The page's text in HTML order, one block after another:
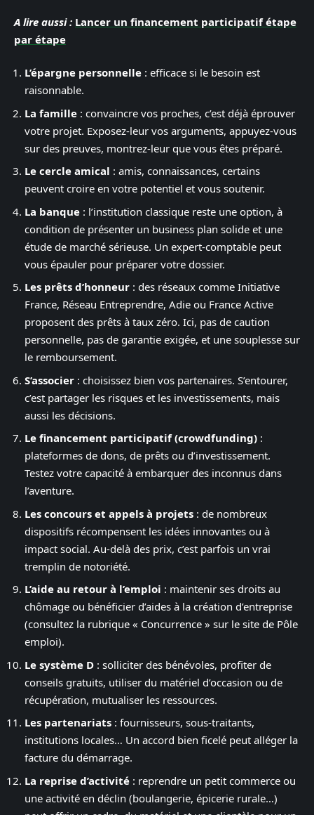
A lire aussi : Lancer un financement participatif étape
par étape
L’épargne personnelle : efficace si le besoin est
raisonnable.
La famille : convaincre vos proches, c’est déjà éprouver
votre projet. Exposez-leur vos arguments, appuyez-vous
sur des preuves, montrez-leur que vous êtes préparé.
Le cercle amical : amis, connaissances, certains
peuvent croire en votre potentiel et vous soutenir.
La banque : l’institution classique reste une option, à
condition de présenter un business plan solide et une
étude de marché sérieuse. Un expert-comptable peut
vous épauler pour préparer votre dossier.
Les prêts d’honneur : des réseaux comme Initiative
France, Réseau Entreprendre, Adie ou France Active
proposent des prêts à taux zéro. Ici, pas de caution
personnelle, pas de garantie exigée, et une souplesse sur
le remboursement.
S’associer : choisissez bien vos partenaires. S’entourer,
c’est partager les risques et les investissements, mais
aussi les décisions.
Le financement participatif (crowdfunding) :
plateformes de dons, de prêts ou d’investissement.
Testez votre capacité à embarquer des inconnus dans
l’aventure.
Les concours et appels à projets : de nombreux
dispositifs récompensent les idées innovantes ou à
impact social. Au-delà des prix, c’est parfois un vrai
tremplin de notoriété.
L’aide au retour à l’emploi : maintenir ses droits au
chômage ou bénéficier d’aides à la création d’entreprise
(consultez la rubrique « Concurrence » sur le site de Pôle
emploi).
Le système D : solliciter des bénévoles, profiter de
conseils gratuits, utiliser du matériel d’occasion ou de
récupération, mutualiser les ressources.
Les partenariats : fournisseurs, sous-traitants,
institutions locales… Un accord bien ficelé peut alléger la
facture du démarrage.
La reprise d’activité : reprendre un petit commerce ou
une activité en déclin (boulangerie, épicerie rurale…)